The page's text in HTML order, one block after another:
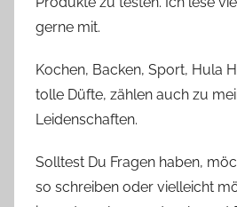
gerne mit.
Kochen, Backen, Sport, Hula
tolle Düfte, zählen auch zu
Leidenschaften.
Solltest Du Fragen haben,
so schreiben oder vielleicht